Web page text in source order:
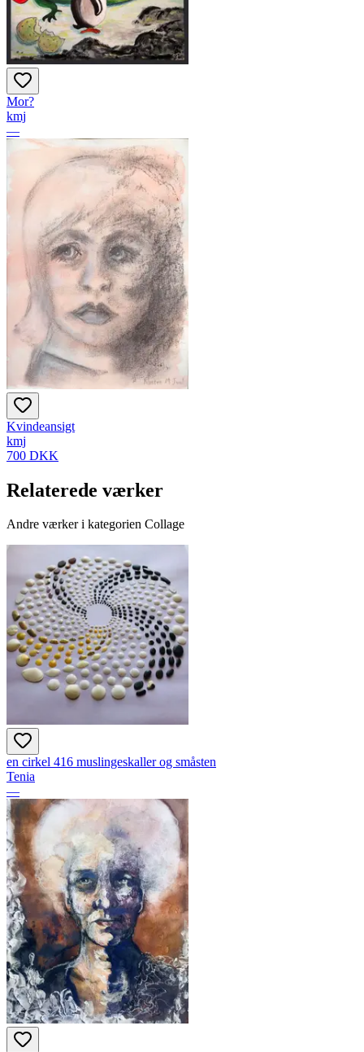
Mor?
kmj
—
Kvindeansigt
kmj
700 DKK
Relaterede værker
Andre værker i kategorien Collage
en cirkel 416 muslingeskaller og småsten
Tenia
—